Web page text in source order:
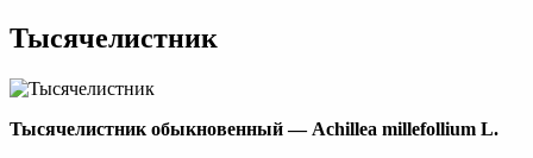
Тысячелистник
Тысячелистник обыкновенный — Achillea millefollium L.